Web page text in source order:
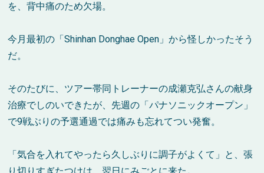
を、背中痛のため欠場。
今月最初の「Shinhan Donghae Open」から怪しかったそう
だ。
そのたびに、ツアー帯同トレーナーの成瀬克弘さんの献身
治療でしのいできたが、先週の「パナソニックオープン」
で9戦ぶりの予選通過では痛みも忘れてつい発奮。
「気合を入れてやったら久しぶりに調子がよくて」と、張